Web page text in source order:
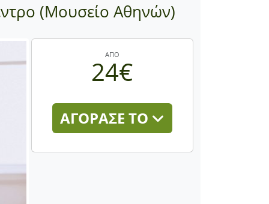
(Μουσείο Αθηνών)
ΑΠΟ
24€
ΑΓΟΡΑΣΕ ΤΟ